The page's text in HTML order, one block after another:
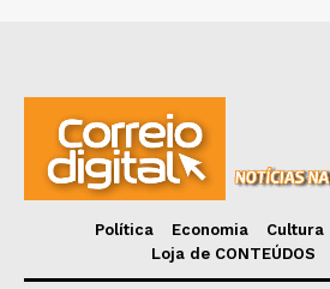
Política Economia Cultura
Loja de CONTEÚDOS